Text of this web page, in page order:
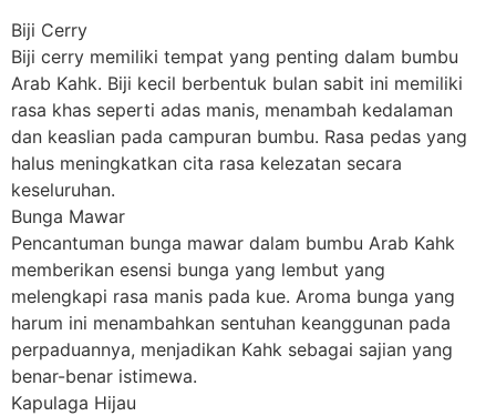
Biji Cerry
Biji cerry memiliki tempat yang penting dalam bumbu
Arab Kahk. Biji kecil berbentuk bulan sabit ini memiliki
rasa khas seperti adas manis, menambah kedalaman
dan keaslian pada campuran bumbu. Rasa pedas yang
halus meningkatkan cita rasa kelezatan secara
keseluruhan.
Bunga Mawar
Pencantuman bunga mawar dalam bumbu Arab Kahk
memberikan esensi bunga yang lembut yang
melengkapi rasa manis pada kue. Aroma bunga yang
harum ini menambahkan sentuhan keanggunan pada
perpaduannya, menjadikan Kahk sebagai sajian yang
benar-benar istimewa.
Kapulaga Hijau